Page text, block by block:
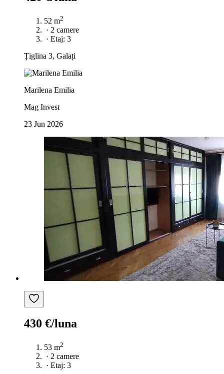
52 m2
· 2 camere
· Etaj: 3
Țiglina 3, Galați
Marilena Emilia
Mag Invest
23 Jun 2026
430 €/luna
53 m2
· 2 camere
· Etaj: 3